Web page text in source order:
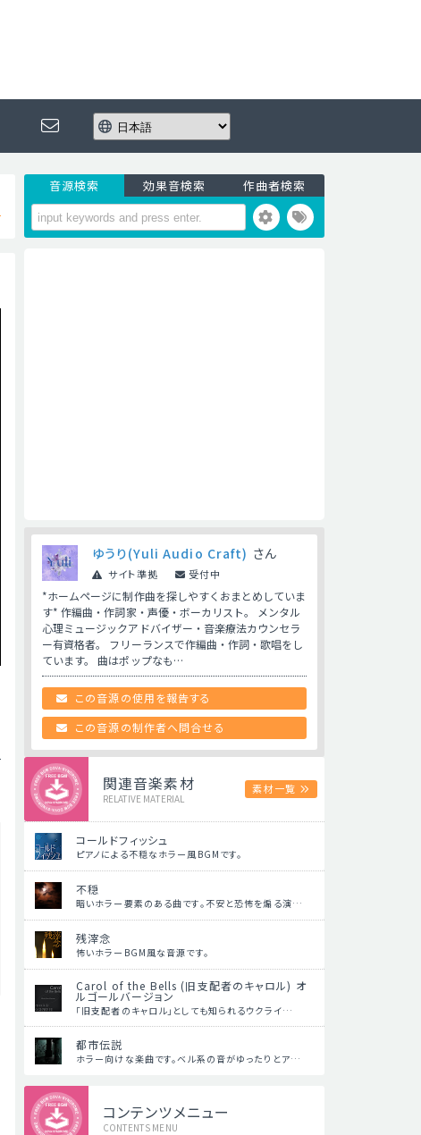
音源検索 効果音検索 作曲者検索
ゆうり(Yuli Audio Craft) さん
サイト準拠 受付中
*ホームページに制作曲を探しやすくおまとめしていま
す* 作編曲・作詞家・声優・ボーカリスト。 メンタル
心理ミュージックアドバイザー・音楽療法カウンセラ
ー有資格者。 フリーランスで作編曲・作詞・歌唱をし
ています。 曲はポップなも…
この音源の使用を報告する
この音源の制作者へ問合せる
関連音楽素材
RELATIVE MATERIAL
素材一覧
コールドフィッシュ
ピアノによる不穏なホラー風BGMです。
不穏
暗いホラー要素のある曲です。不安と恐怖を煽る演…
残滓念
怖いホラーBGM風な音源です。
Carol of the Bells (旧支配者のキャロル) オ
ルゴールバージョン
「旧支配者のキャロル」としても知られるウクライ…
都市伝説
ホラー向けな楽曲です。ベル系の音がゆったりとア…
コンテンツメニュー
CONTENTS MENU